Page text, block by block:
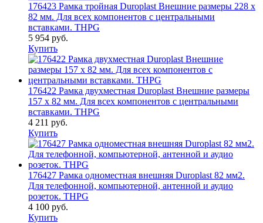
176423 Рамка тройная Duroplast Внешние размеры 228 x
82 мм. Для всех компонентов с центральными
вставками. THPG
5 954 руб.
Купить
176422 Рамка двухместная Duroplast Внешние размеры
157 x 82 мм. Для всех компонентов с центральными
вставками. THPG
4 211 руб.
Купить
176427 Рамка одноместная внешняя Duroplast 82 мм2.
Для телефонной, компьютерной, антенной и аудио
розеток. THPG
4 100 руб.
Купить